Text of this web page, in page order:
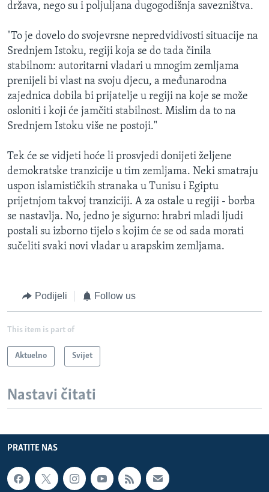
država, nego su i poljuljana dugogodišnja savezništva.
"To je dovelo do svojevrsne nepredvidivosti situacije na
Srednjem Istoku, regiji koja se do tada činila
stabilnom: autoritarni vladari u mnogim zemljama
prenijeli bi vlast na svoju djecu, a međunarodna
zajednica dobila bi prijatelje u regiji na koje se može
osloniti i koji će jamčiti stabilnost. Mislim da to na
Srednjem Istoku više ne postoji."
Tek će se vidjeti hoće li prosvjedi donijeti željene
demokratske tranzicije u tim zemljama. Neki smatraju
uspon islamističkih stranaka u Tunisu i Egiptu
prijetnjom takvoj tranziciji. A za ostale u regiji - borba
se nastavlja. No, jedno je sigurno: hrabri mladi ljudi
postali su izborno tijelo s kojim će se od sada morati
sučeliti svaki novi vladar u arapskim zemljama.
Podijeli Follow us
This item is part of
Aktuelno Svijet
Nastavi čitati
PRATITE NAS